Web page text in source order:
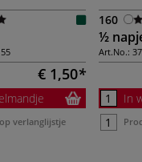
€ 1,50
verlanglijstje
160
½
Art.No.:
In